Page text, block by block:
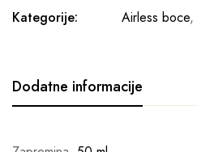
Kategorije:
Airless boce,
Dodatne informacije